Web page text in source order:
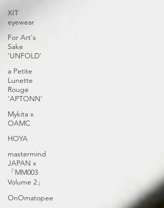
XIT
eyewear
For Art's
Sake
'UNFOLD'
a Petite
Lunette
Rouge
'APTONN'
Mykita x
OAMC
HOYA
mastermind
JAPAN x
「MM003
Volume 2」
OnOmatopee